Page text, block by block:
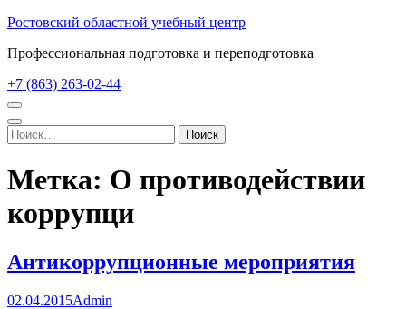
Перейти
содержимому
Enter)
Ростовский областной учебный центр
Профессиональная подготовка и переподготовка
+7 (863) 263-02-44
Найти:
Метка: О противодействии
коррупци
Антикоррупционные мероприятия
02.04.2015Admin